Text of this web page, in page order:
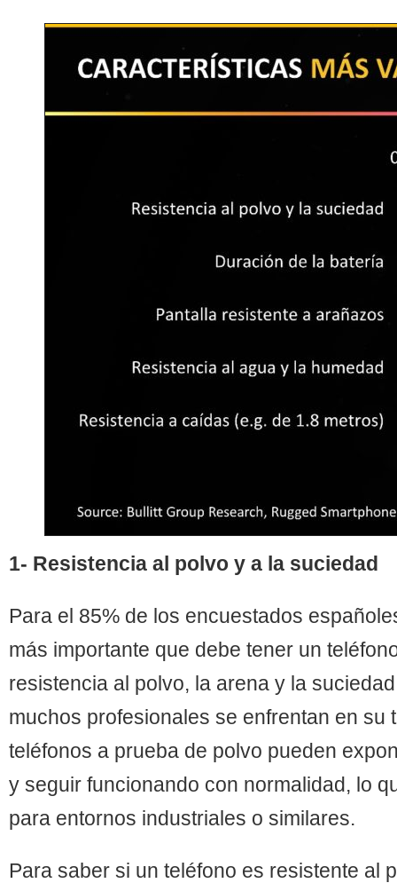
1- Resistencia al polvo y a la suciedad
Para el 85% de los encuestados
más importante que debe tener un
resistencia al polvo, la arena y la
muchos profesionales se enfrentan en su
teléfonos a prueba de polvo pueden
y seguir funcionando con normalidad, lo
para entornos industriales o similares.
Para saber si un teléfono es resistente al